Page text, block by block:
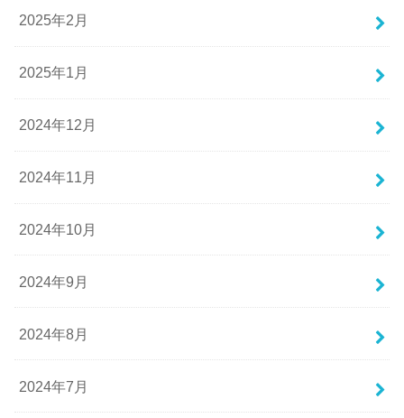
2025年2月
2025年1月
2024年12月
2024年11月
2024年10月
2024年9月
2024年8月
2024年7月